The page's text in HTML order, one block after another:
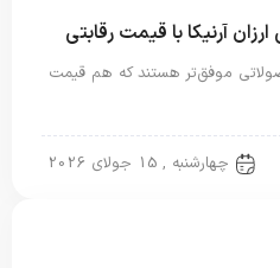
آرنیکا با قیمت رقابتی
موفق‌تر هستند که هم قیمت
چهارشنبه , 15 جولای 2026